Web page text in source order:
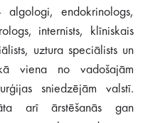
algologi, endokrinologs,
internists, klīniskais
uztura speciālists un
viena no vadošajām
sniedzējām valstī.
arī ārstēšanās gan